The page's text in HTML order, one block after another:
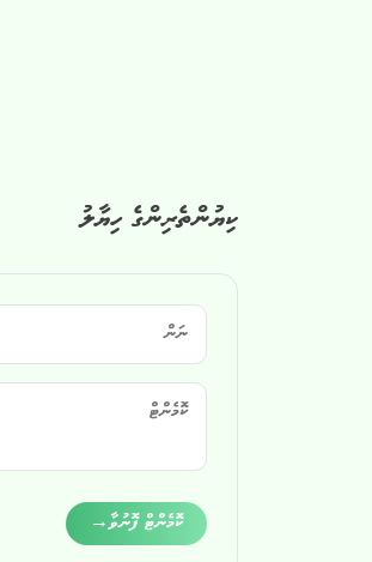
ކިޔުންތެރިންގެ ހިޔާލު
ކޮމެންޓް ފޮނުވާ→